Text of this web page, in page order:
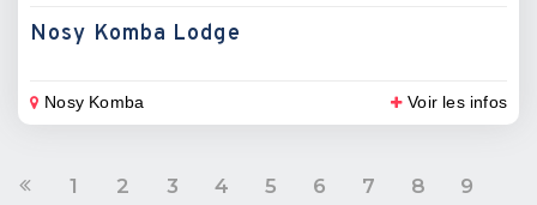
Nosy Komba Lodge
Nosy Komba Voir les infos
1 2 3 4 5 6 7 8 9